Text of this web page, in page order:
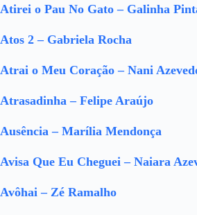
Atirei o Pau No Gato – Galinha
Atos 2 – Gabriela Rocha
Atrai o Meu Coração – Nani
Atrasadinha – Felipe Araújo
Ausência – Marília Mendonça
Avisa Que Eu Cheguei – Naiara
Avôhai – Zé Ramalho